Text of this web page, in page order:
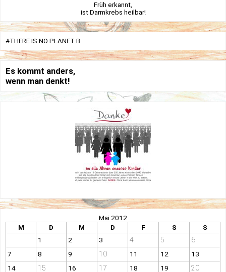
Früh erkannt,
ist Darmkrebs heilbar!
#THERE IS NO PLANET B
Es kommt anders,
wenn man denkt!
Mai 2012
M
D M D F S
S
1
2 3 4 5 6
7 8 9 10 11 12
13
14
15 16 17 18 19 20